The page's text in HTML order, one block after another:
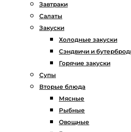
Завтраки
Салаты
Закуски
Холодные закуски
Сэндвичи и
Горячие закуски
Супы
Вторые блюда
Мясные
Рыбные
Овощные